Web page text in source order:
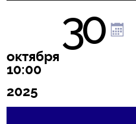
30
октября
10:00
2025